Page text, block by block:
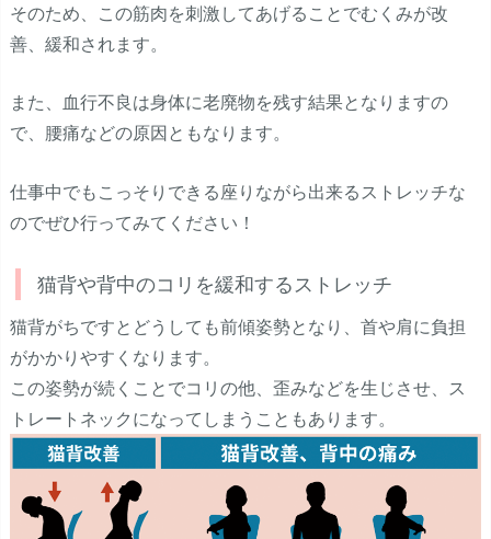
そのため、この筋肉を刺激してあげることでむくみが改
善、緩和されます。
また、血行不良は身体に老廃物を残す結果となりますの
で、腰痛などの原因ともなります。
仕事中でもこっそりできる座りながら出来るストレッチな
のでぜひ行ってみてください！
猫背や背中のコリを緩和するストレッチ
猫背がちですとどうしても前傾姿勢となり、首や肩に負担
がかかりやすくなります。
この姿勢が続くことでコリの他、歪みなどを生じさせ、ス
トレートネックになってしまうこともあります。